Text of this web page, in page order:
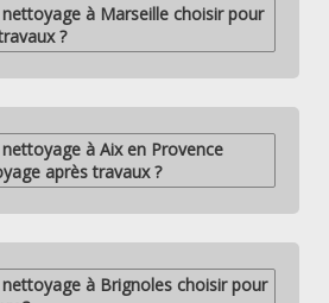
à Marseille choisir pour
?
à Aix en Provence
après travaux ?
à Brignoles choisir pour